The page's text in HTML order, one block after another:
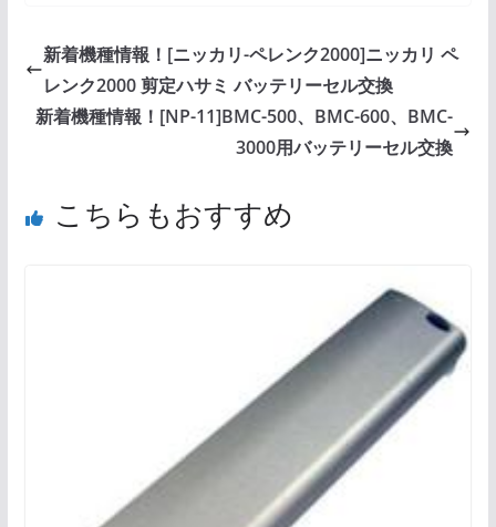
新着機種情報！[ニッカリ-ペレンク2000]ニッカリ ペ
レンク2000 剪定ハサミ バッテリーセル交換
新着機種情報！[NP-11]BMC-500、BMC-600、BMC-
3000用バッテリーセル交換
こちらもおすすめ